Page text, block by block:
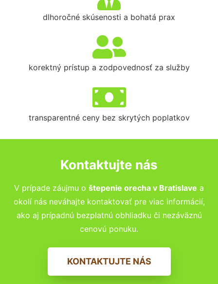
dlhoročné skúsenosti a bohatá prax
korektný prístup a zodpovednosť za služby
transparentné ceny bez skrytých poplatkov
Kontaktujte nás
V prípade záujmu o štepenie orecha v Bratislave a
okolí nás neváhajte kontaktovať pre viac informácií,
ako aj prípadnú bezplatnú obhliadku či nezáväznú
cenovú ponuku.
KONTAKTUJTE NÁS